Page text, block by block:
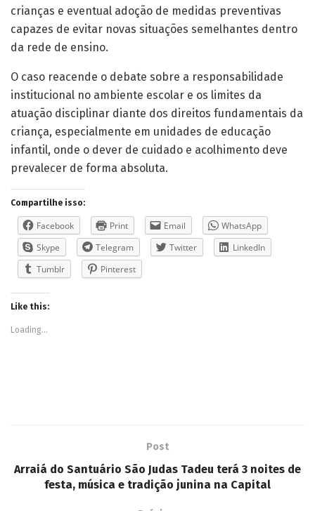
crianças e eventual adoção de medidas preventivas
capazes de evitar novas situações semelhantes dentro
da rede de ensino.
O caso reacende o debate sobre a responsabilidade
institucional no ambiente escolar e os limites da
atuação disciplinar diante dos direitos fundamentais da
criança, especialmente em unidades de educação
infantil, onde o dever de cuidado e acolhimento deve
prevalecer de forma absoluta.
Compartilhe isso:
Facebook Print Email
WhatsApp
Skype
Telegram Twitter
LinkedIn
Tumblr
Pinterest
Like this:
Loading...
Post
Arraiá do Santuário São Judas Tadeu terá 3 noites de
festa, música e tradição junina na Capital